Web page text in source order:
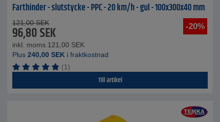
Farthinder - slutstycke - PPC - 20 km/h - gul - 100x300x40 mm
-20%
121,00 SEK
96,80SEK
inkl. moms. 121,00 SEK
Plus 240,00 SEK i fraktkostnad
(1)
Till artikel